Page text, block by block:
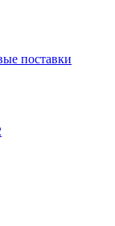
поставки